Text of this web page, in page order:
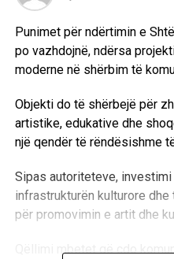
Punimet për ndërtimin e
po vazhdojnë, ndërsa
moderne në shërbim të
Objekti do të shërbejë për
artistike, edukative dhe
një qendër të rëndësishme
Sipas autoriteteve,
infrastrukturën kulturore
për promovimin e artit dhe
Qëllimi mbetet që çdo